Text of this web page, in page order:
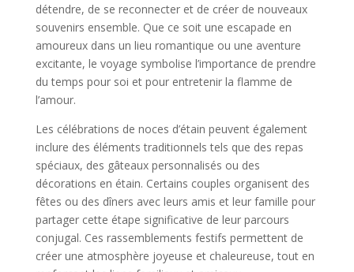
détendre, de se reconnecter et de créer de nouveaux
souvenirs ensemble. Que ce soit une escapade en
amoureux dans un lieu romantique ou une aventure
excitante, le voyage symbolise l’importance de prendre
du temps pour soi et pour entretenir la flamme de
l’amour.
Les célébrations de noces d’étain peuvent également
inclure des éléments traditionnels tels que des repas
spéciaux, des gâteaux personnalisés ou des
décorations en étain. Certains couples organisent des
fêtes ou des dîners avec leurs amis et leur famille pour
partager cette étape significative de leur parcours
conjugal. Ces rassemblements festifs permettent de
créer une atmosphère joyeuse et chaleureuse, tout en